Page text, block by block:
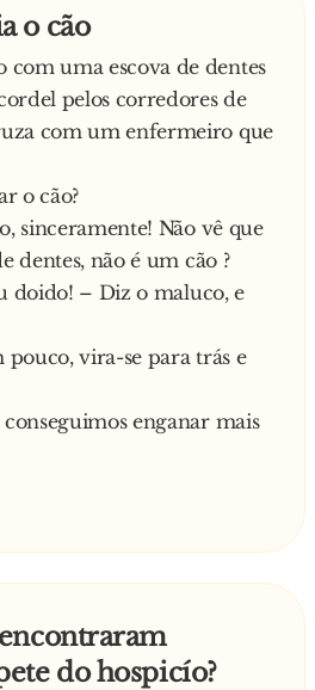
responde:
aí: 96 333 22 11
o cão
com uma escova de dentes
pelos corredores de
com um enfermeiro que
o cão?
sinceramente! Não vê que
dentes, não é um cão ?
doido! – Diz o maluco, e
vira-se para trás e
enganar mais
do hospicío?